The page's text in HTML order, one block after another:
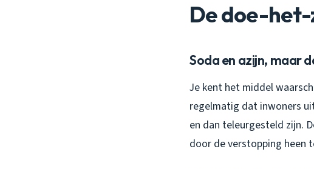
De doe-
Soda en azijn, maar
Je kent het middel
regelmatig dat inwoners
en dan teleurgesteld zijn.
door de verstopping heen